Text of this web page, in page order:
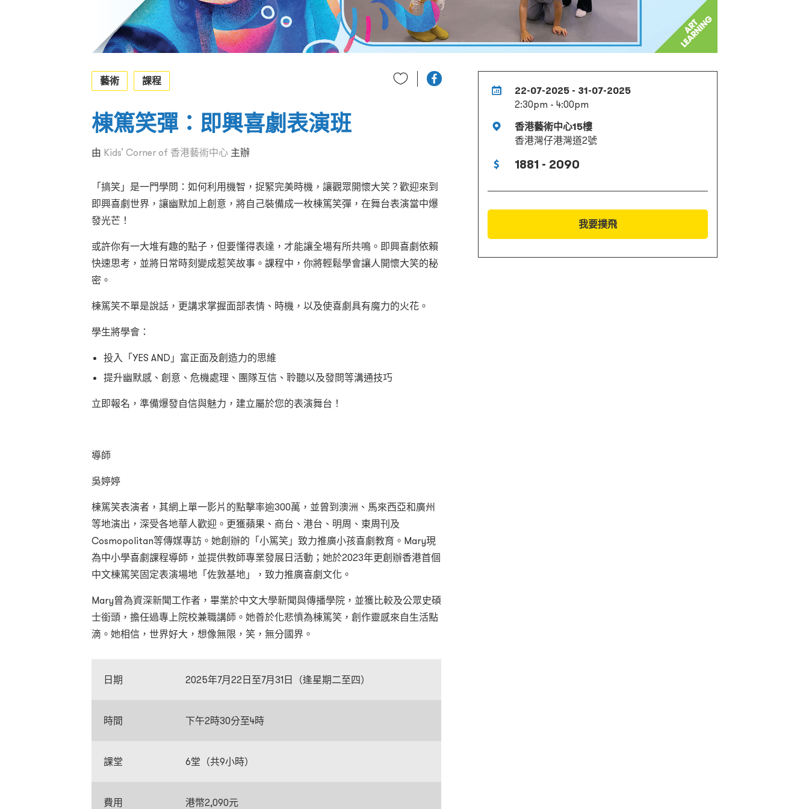
22-07-2025 - 31-07-2025
2:30pm - 4:00pm
香港藝術中心15樓
香港灣仔港灣道2號
1881 - 2090
我要撲飛
藝術 課程
棟篤笑彈：即興喜劇表演班
由 Kids’ Corner of 香港藝術中心 主辦
「搞笑」是一門學問：如何利用機智，捉緊完美時機，讓觀眾開懷大笑？歡迎來到
即興喜劇世界，讓幽默加上創意，將自己裝備成一枚棟篤笑彈，在舞台表演當中爆
發光芒！
或許你有一大堆有趣的點子，但要懂得表達，才能讓全場有所共鳴。即興喜劇依賴
快速思考，並將日常時刻變成惹笑故事。課程中，你將輕鬆學會讓人開懷大笑的秘
密。
棟篤笑不單是說話，更講求掌握面部表情、時機，以及使喜劇具有魔力的火花。
學生將學會：
投入「YES AND」富正面及創造力的思維
提升幽默感、創意、危機處理、團隊互信、聆聽以及發問等溝通技巧
立即報名，準備爆發自信與魅力，建立屬於您的表演舞台！
導師
吳婷婷
棟篤笑表演者，其網上單一影片的點擊率逾300萬，並曾到澳洲、馬來西亞和廣州
等地演出，深受各地華人歡迎。更獲蘋果、商台、港台、明周、東周刊及
Cosmopolitan等傳媒專訪。她創辦的「小篤笑」致力推廣小孩喜劇教育。Mary現
為中小學喜劇課程導師，並提供教師專業發展日活動；她於2023年更創辦香港⾸個
中⽂棟篤笑固定表演場地「佐敦基地」，致⼒推廣喜劇⽂化。
Mary曾為資深新聞工作者，畢業於中文大學新聞與傳播學院，並獲比較及公眾史碩
士銜頭，擔任過專上院校兼職講師。她善於化悲憤為棟篤笑，創作靈感來自生活點
滴。她相信，世界好大，想像無限，笑，無分國界。
日期 2025年7月22日至7月31日（逢星期二至四）
時間 下午2時30分至4時
課堂 6堂 （共9小時）
費用 港幣2,090元